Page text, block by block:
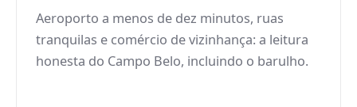
Aeroporto a menos de dez minutos, ruas
tranquilas e comércio de vizinhança: a leitura
honesta do Campo Belo, incluindo o barulho.